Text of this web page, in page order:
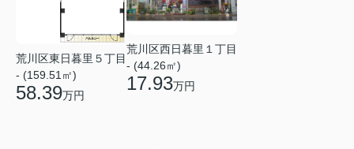
荒川区東日暮里５丁目
- (159.51㎡)
58.39万円
荒川区西日暮里１丁目
- (44.26㎡)
17.93万円